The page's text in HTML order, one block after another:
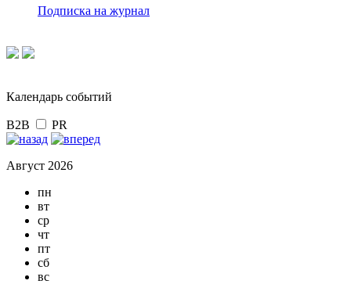
Подписка на журнал
Календарь событий
B2B PR
Август 2026
пн
вт
ср
чт
пт
сб
вс